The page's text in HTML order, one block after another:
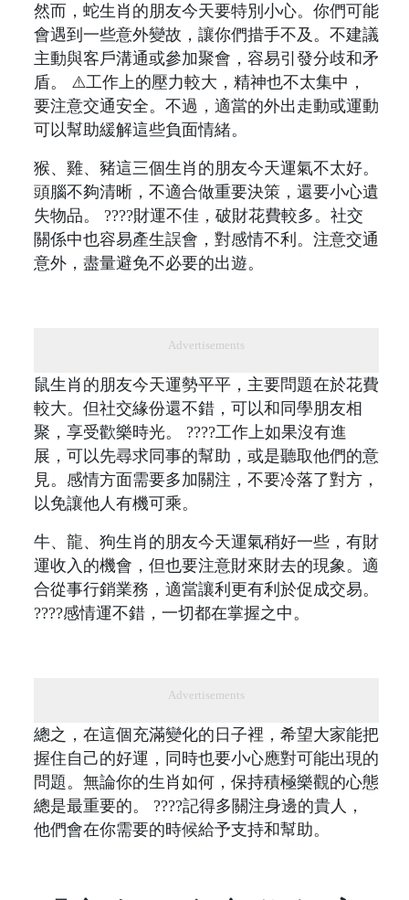
然而，蛇生肖的朋友今天要特別小心。你們可能
會遇到一些意外變故，讓你們措手不及。不建議
主動與客戶溝通或參加聚會，容易引發分歧和矛
盾。 ⚠️工作上的壓力較大，精神也不太集中，
要注意交通安全。不過，適當的外出走動或運動
可以幫助緩解這些負面情緒。
猴、雞、豬這三個生肖的朋友今天運氣不太好。
頭腦不夠清晰，不適合做重要決策，還要小心遺
失物品。 ????財運不佳，破財花費較多。社交
關係中也容易產生誤會，對感情不利。注意交通
意外，盡量避免不必要的出遊。
Advertisements
鼠生肖的朋友今天運勢平平，主要問題在於花費
較大。但社交緣份還不錯，可以和同學朋友相
聚，享受歡樂時光。 ????工作上如果沒有進
展，可以先尋求同事的幫助，或是聽取他們的意
見。感情方面需要多加關注，不要冷落了對方，
以免讓他人有機可乘。
牛、龍、狗生肖的朋友今天運氣稍好一些，有財
運收入的機會，但也要注意財來財去的現象。適
合從事行銷業務，適當讓利更有利於促成交易。
????感情運不錯，一切都在掌握之中。
Advertisements
總之，在這個充滿變化的日子裡，希望大家能把
握住自己的好運，同時也要小心應對可能出現的
問題。無論你的生肖如何，保持積極樂觀的心態
總是最重要的。 ????記得多關注身邊的貴人，
他們會在你需要的時候給予支持和幫助。